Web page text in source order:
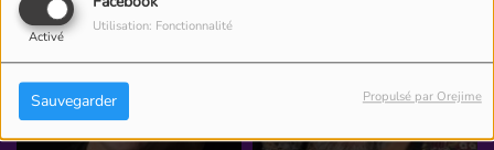
Activé
Utilisation: Fonctionnalité
Sauvegarder Propulsé par Orejime